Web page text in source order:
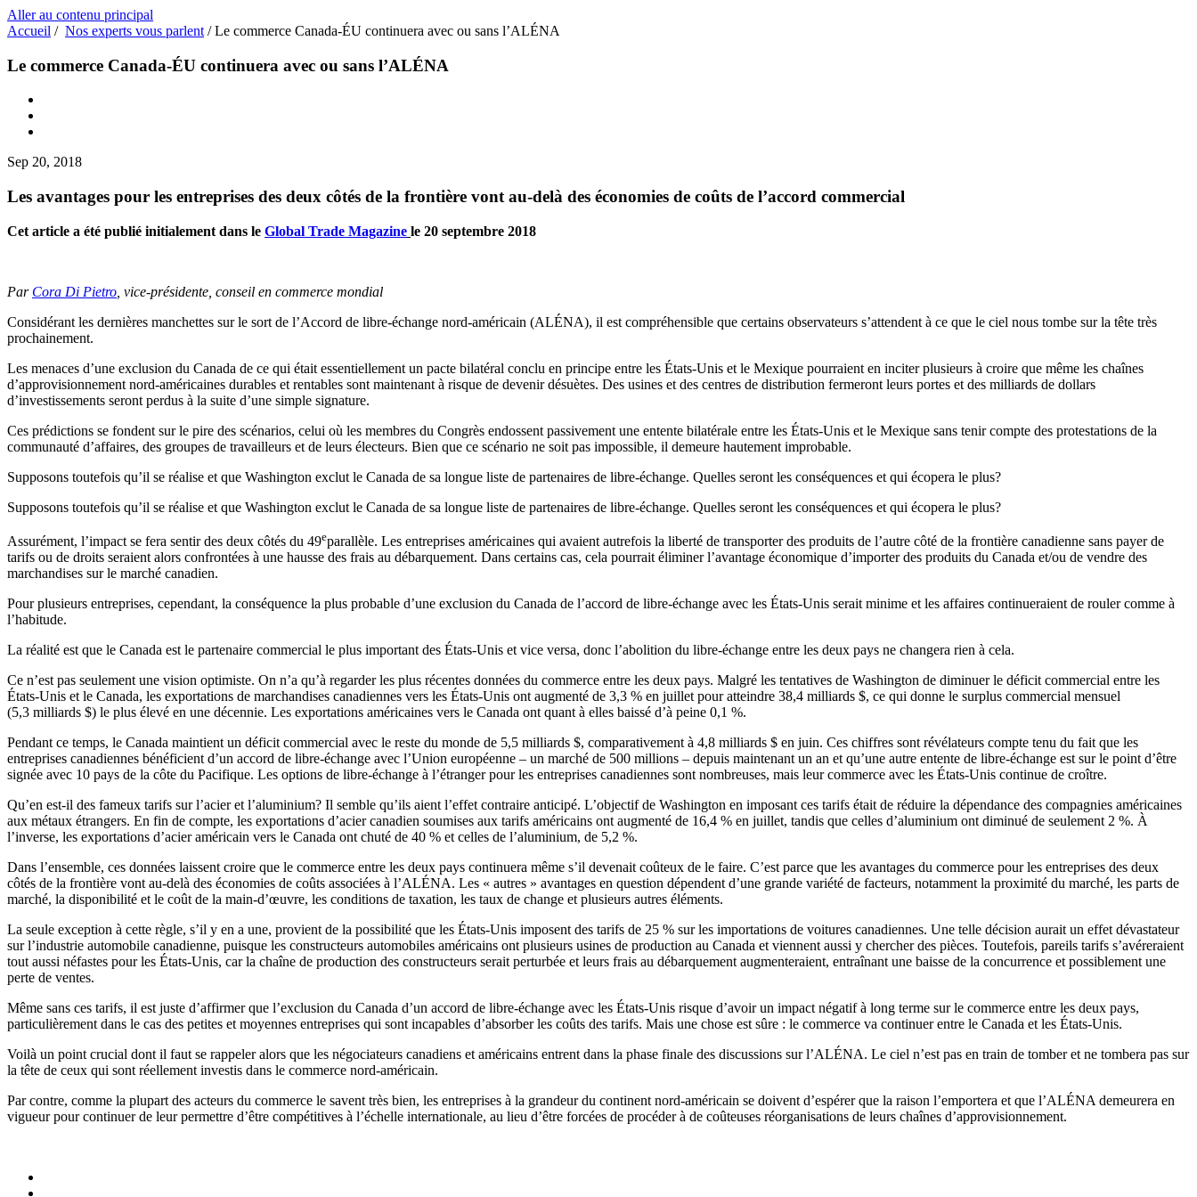
Aller au contenu principal
Accueil / Nos experts vous parlent /Le commerce Canada-ÉU continuera avec ou sans l’ALÉNA
Le commerce Canada-ÉU continuera avec ou sans l’ALÉNA
Sep 20, 2018
Les avantages pour les entreprises des deux côtés de la frontière vont au-delà des économies de coûts de l’accord commercial
Cet article a été publié initialement dans le Global Trade Magazine le 20 septembre 2018
Par Cora Di Pietro , vice-présidente, conseil en commerce mondial
Considérant les dernières manchettes sur le sort de l’Accord de libre-échange nord-américain (ALÉNA), il est compréhensible que certains observateurs s’attendent à ce que le ciel nous tombe sur la tête très
prochainement.
Les menaces d’une exclusion du Canada de ce qui était essentiellement un pacte bilatéral conclu en principe entre les États-Unis et le Mexique pourraient en inciter plusieurs à croire que même les chaînes
d’approvisionnement nord-américaines durables et rentables sont maintenant à risque de devenir désuètes. Des usines et des centres de distribution fermeront leurs portes et des milliards de dollars
d’investissements seront perdus à la suite d’une simple signature.
Ces prédictions se fondent sur le pire des scénarios, celui où les membres du Congrès endossent passivement une entente bilatérale entre les États-Unis et le Mexique sans tenir compte des protestations de la
communauté d’affaires, des groupes de travailleurs et de leurs électeurs. Bien que ce scénario ne soit pas impossible, il demeure hautement improbable.
Supposons toutefois qu’il se réalise et que Washington exclut le Canada de sa longue liste de partenaires de libre-échange. Quelles seront les conséquences et qui écopera le plus?
Supposons toutefois qu’il se réalise et que Washington exclut le Canada de sa longue liste de partenaires de libre-échange. Quelles seront les conséquences et qui écopera le plus?
Assurément, l’impact se fera sentir des deux côtés du 49eparallèle. Les entreprises américaines qui avaient autrefois la liberté de transporter des produits de l’autre côté de la frontière canadienne sans payer de
tarifs ou de droits seraient alors confrontées à une hausse des frais au débarquement. Dans certains cas, cela pourrait éliminer l’avantage économique d’importer des produits du Canada et/ou de vendre des
marchandises sur le marché canadien.
Pour plusieurs entreprises, cependant, la conséquence la plus probable d’une exclusion du Canada de l’accord de libre-échange avec les États-Unis serait minime et les affaires continueraient de rouler comme à
l’habitude.
La réalité est que le Canada est le partenaire commercial le plus important des États-Unis et vice versa, donc l’abolition du libre-échange entre les deux pays ne changera rien à cela.
Ce n’est pas seulement une vision optimiste. On n’a qu’à regarder les plus récentes données du commerce entre les deux pays. Malgré les tentatives de Washington de diminuer le déficit commercial entre les
États-Unis et le Canada, les exportations de marchandises canadiennes vers les États-Unis ont augmenté de 3,3 % en juillet pour atteindre 38,4 milliards $, ce qui donne le surplus commercial mensuel
(5,3 milliards $) le plus élevé en une décennie. Les exportations américaines vers le Canada ont quant à elles baissé d’à peine 0,1 %.
Pendant ce temps, le Canada maintient un déficit commercial avec le reste du monde de 5,5 milliards $, comparativement à 4,8 milliards $ en juin. Ces chiffres sont révélateurs compte tenu du fait que les
entreprises canadiennes bénéficient d’un accord de libre-échange avec l’Union européenne – un marché de 500 millions – depuis maintenant un an et qu’une autre entente de libre-échange est sur le point d’être
signée avec 10 pays de la côte du Pacifique. Les options de libre-échange à l’étranger pour les entreprises canadiennes sont nombreuses, mais leur commerce avec les États-Unis continue de croître.
Qu’en est-il des fameux tarifs sur l’acier et l’aluminium? Il semble qu’ils aient l’effet contraire anticipé. L’objectif de Washington en imposant ces tarifs était de réduire la dépendance des compagnies américaines
aux métaux étrangers. En fin de compte, les exportations d’acier canadien soumises aux tarifs américains ont augmenté de 16,4 % en juillet, tandis que celles d’aluminium ont diminué de seulement 2 %. À
l’inverse, les exportations d’acier américain vers le Canada ont chuté de 40 % et celles de l’aluminium, de 5,2 %.
Dans l’ensemble, ces données laissent croire que le commerce entre les deux pays continuera même s’il devenait coûteux de le faire. C’est parce que les avantages du commerce pour les entreprises des deux
côtés de la frontière vont au-delà des économies de coûts associées à l’ALÉNA. Les « autres » avantages en question dépendent d’une grande variété de facteurs, notamment la proximité du marché, les parts de
marché, la disponibilité et le coût de la main-d’œuvre, les conditions de taxation, les taux de change et plusieurs autres éléments.
La seule exception à cette règle, s’il y en a une, provient de la possibilité que les États-Unis imposent des tarifs de 25 % sur les importations de voitures canadiennes. Une telle décision aurait un effet dévastateur
sur l’industrie automobile canadienne, puisque les constructeurs automobiles américains ont plusieurs usines de production au Canada et viennent aussi y chercher des pièces. Toutefois, pareils tarifs s’avéreraient
tout aussi néfastes pour les États-Unis, car la chaîne de production des constructeurs serait perturbée et leurs frais au débarquement augmenteraient, entraînant une baisse de la concurrence et possiblement une
perte de ventes.
Même sans ces tarifs, il est juste d’affirmer que l’exclusion du Canada d’un accord de libre-échange avec les États-Unis risque d’avoir un impact négatif à long terme sur le commerce entre les deux pays,
particulièrement dans le cas des petites et moyennes entreprises qui sont incapables d’absorber les coûts des tarifs. Mais une chose est sûre : le commerce va continuer entre le Canada et les États-Unis.
Voilà un point crucial dont il faut se rappeler alors que les négociateurs canadiens et américains entrent dans la phase finale des discussions sur l’ALÉNA. Le ciel n’est pas en train de tomber et ne tombera pas sur
la tête de ceux qui sont réellement investis dans le commerce nord-américain.
Par contre, comme la plupart des acteurs du commerce le savent très bien, les entreprises à la grandeur du continent nord-américain se doivent d’espérer que la raison l’emportera et que l’ALÉNA demeurera en
vigueur pour continuer de leur permettre d’être compétitives à l’échelle internationale, au lieu d’être forcées de procéder à de coûteuses réorganisations de leurs chaînes d’approvisionnement.